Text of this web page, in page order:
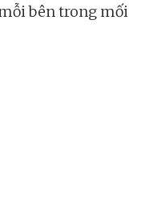
bên trong mối